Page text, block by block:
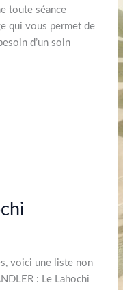
toute séance
qui vous permet de
d’un soin
voici une liste non
: Le Lahochi